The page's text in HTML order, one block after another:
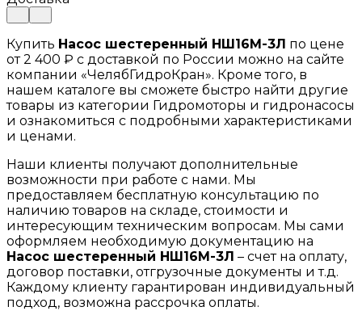
Купить Насос шестеренный НШ16М-3Л по цене
от 2 400 ₽ с доставкой по России можно на сайте
компании «ЧелябГидроКран». Кроме того, в
нашем каталоге вы сможете быстро найти другие
товары из категории Гидромоторы и гидронасосы
и ознакомиться с подробными характеристиками
и ценами.
Наши клиенты получают дополнительные
возможности при работе с нами. Мы
предоставляем бесплатную консультацию по
наличию товаров на складе, стоимости и
интересующим техническим вопросам. Мы сами
оформляем необходимую документацию на
Насос шестеренный НШ16М-3Л – счет на оплату,
договор поставки, отгрузочные документы и т.д.
Каждому клиенту гарантирован индивидуальный
подход, возможна рассрочка оплаты.